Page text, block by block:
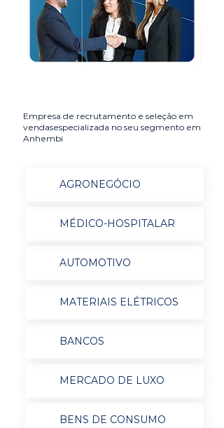
Empresa de recrutamento e seleção em
vendasespecializada no seu segmento em
Anhembi
AGRONEGÓCIO
MÉDICO-HOSPITALAR
AUTOMOTIVO
MATERIAIS ELÉTRICOS
BANCOS
MERCADO DE LUXO
BENS DE CONSUMO